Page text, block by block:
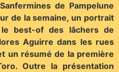
de Pampelune
de la semaine, un portrait
le best-of des lâchers de
Aguirre dans les rues
un résumé de la première
Outre la présentation